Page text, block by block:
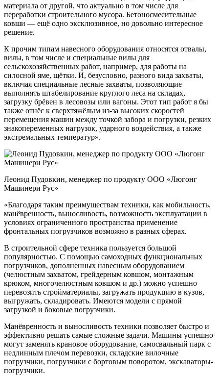
материала от другой, что актуально в том числе для
переработки строительного мусора. Бетоносмесительные
ковши — ещё одно эксклюзивное, но довольно интересное
решение.
К прочим типам навесного оборудования относятся отвалы,
вилы, в том числе и специальные вилы для
сельскохозяйственных работ, например, для работы на
силосной яме, щётки. И, безусловно, разного вида захваты,
включая специальные лесные захваты, позволяющие
выполнять штабелирование круглого леса на складах,
загрузку брёвен в лесовозы или вагоны. Этот тип работ я бы
также отнёс к сверхтяжёлым из-за высоких скоростей
перемещения машин между точкой забора и погрузки, резких
знакопеременных нагрузок, ударного воздействия, а также
экстремальных температур».
Леонид Пудовкин, менеджер по продукту ООО «Люгонг
Машинери Рус»
«Благодаря таким преимуществам техники, как мобильность,
манёвренность, выносливость, возможность эксплуатации в
условиях ограниченного пространства применение
фронтальных погрузчиков возможно в разных сферах.
В строительной сфере техника пользуется большой
популярностью. С помощью самоходных функциональных
погрузчиков, дополненных навесным оборудованием
(челюстным захватом, грейдерным ковшом, монтажным
крюком, многочелюстным ковшом и др.) можно успешно
перевозить стройматериалы, загружать продукцию в кузов,
выгружать, складировать. Имеются модели с прямой
загрузкой и боковые погрузчики.
Манёвренность и выносливость техники позволяет быстро и
эффективно решать самые сложные задачи. Машины успешно
могут заменять крановое оборудование, самосвальный парк с
недлинным плечом перевозки, складские вилочные
погрузчики, погрузчики с бортовым поворотом, экскаваторы-
погрузчики.